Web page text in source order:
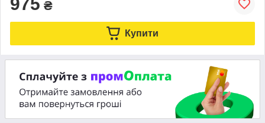
₴
Купити